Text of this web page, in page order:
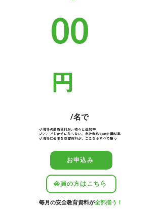
00
円
/名で
✓現場の最新資料が、続々と追加中
✓ここでしか手に入らない、自社制作の限定資料集
​✓現場に必要な教育資料が、ここならすべて揃う
お申込み
会員の方はこちら
毎月の安全教育資料が全部揃う！